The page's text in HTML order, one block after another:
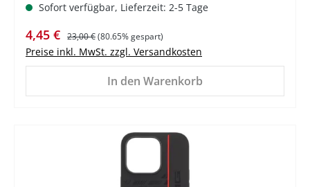
Sofort verfügbar, Lieferzeit: 2-5 Tage
Verkaufspreis:
4,45 € Regulärer Preis:
23,00 €(80.65% gespart)
Preise inkl. MwSt. zzgl. Versandkosten
In den Warenkorb